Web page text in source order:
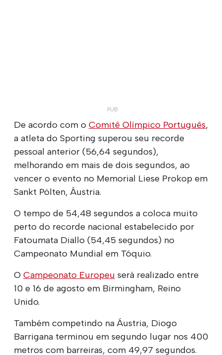
De acordo com o Comitê Olímpico Português,
a atleta do Sporting superou seu recorde
pessoal anterior (56,64 segundos),
melhorando em mais de dois segundos, ao
vencer o evento no Memorial Liese Prokop em
Sankt Pölten, Áustria.
O tempo de 54,48 segundos a coloca muito
perto do recorde nacional estabelecido por
Fatoumata Diallo (54,45 segundos) no
Campeonato Mundial em Tóquio.
O Campeonato Europeu será realizado entre
10 e 16 de agosto em Birmingham, Reino
Unido.
Também competindo na Áustria, Diogo
Barrigana terminou em segundo lugar nos 400
metros com barreiras, com 49,97 segundos.